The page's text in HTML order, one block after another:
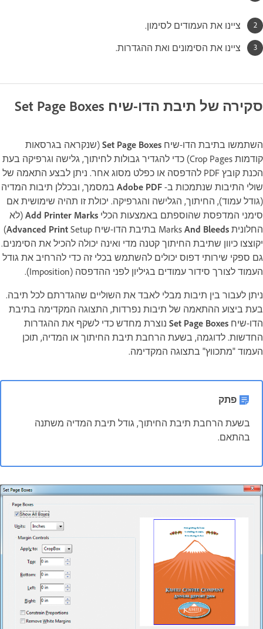
ציינו את העמודים לסימון.
ציינו את הסימונים ואת ההגדרות.
סקירה של תיבת הדו-שיח Set Page Boxes
השתמשו בתיבת הדו-שיח Set Page Boxes (שנקראה בגרסאות
קודמות Crop Pages) כדי להגדיר גבולות לחיתוך, גלישה וגרפיקה בעת
הכנת קובץ PDF להדפסה או כפלט מסוג אחר. ניתן לבצע התאמה של
שולי התיבות שנתמכות ב- Adobe PDF במסמך, ובכללן תיבות המדיה
(גודל עמוד), החיתוך, הגלישה והגרפיקה. יכולת זו תהיה שימושית אם
סימני המדפסת שהוספתם באמצעות הכלי Add Printer Marks (לא
החלונית Marks And Bleeds בתיבת הדו-שיח Advanced Print
Setup)
יקוצצו כיוון שתיבת החיתוך קטנה מדי ואינה יכולה להכיל את הסימנים.
גם ספקי שירותי דפוס יכולים להשתמש בכלי זה כדי להרחיב את גודל
העמוד לצורך סידור עמודים בגיליון לפני ההדפסה (Imposition).
ניתן לעבור בין תיבות מבלי לאבד את השוליים שהגדרתם לכל תיבה.
בעת ביצוע ההתאמה של תיבות נפרדות, התצוגה המקדימה בתיבת
הדו-שיח Set Page Boxes נוצרת מחדש כדי לשקף את ההגדרות
החדשות. לדוגמה, בשעת הרחבת תיבת החיתוך או המדיה, תוכן
העמוד "מתכווץ" בתצוגה המקדימה.
פתק
בשעת הרחבת תיבת החיתוך, גודל תיבת המדיה משתנה
בהתאם.